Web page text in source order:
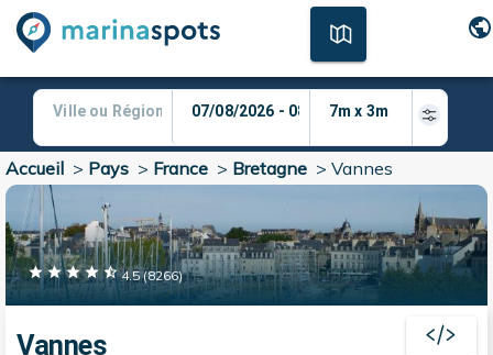
Accueil > Pays > France > Bretagne > Vannes
4.5(8266)
Vannes